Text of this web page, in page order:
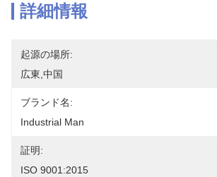
詳細情報
起源の場所:
広東,中国
ブランド名:
Industrial Man
証明:
ISO 9001:2015